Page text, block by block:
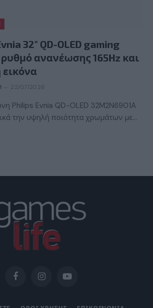
32″ QD-OLED gaming
ανανέωσης 165Hz και
22/07/2026
Philips Evnia QD-OLED 32M2N6901A
την υψηλή ποιότητα χρωμάτων με…
FacebookInstagramYouTube